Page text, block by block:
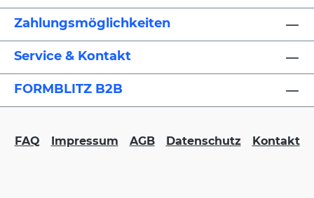
Zahlungsmöglichkeiten
Service & Kontakt
FORMBLITZ B2B
FAQ Impressum AGB Datenschutz Kontakt